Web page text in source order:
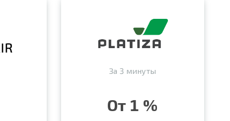
За 3 минуты
От 1 %